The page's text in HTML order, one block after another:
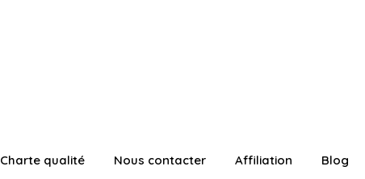
Charte qualité Nous contacter Affiliation Blog